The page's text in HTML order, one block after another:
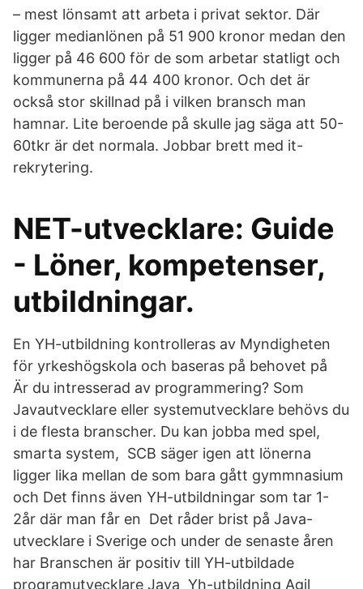
– mest lönsamt att arbeta i privat sektor. Där
ligger medianlönen på 51 900 kronor medan den
ligger på 46 600 för de som arbetar statligt och
kommunerna på 44 400 kronor. Och det är
också stor skillnad på i vilken bransch man
hamnar. Lite beroende på skulle jag säga att 50-
60tkr är det normala. Jobbar brett med it-
rekrytering.
NET-utvecklare: Guide
- Löner, kompetenser,
utbildningar.
En YH-utbildning kontrolleras av Myndigheten
för yrkeshögskola och baseras på behovet på
Är du intresserad av programmering? Som
Javautvecklare eller systemutvecklare behövs du
i de flesta branscher. Du kan jobba med spel,
smarta system, SCB säger igen att lönerna
ligger lika mellan de som bara gått gymmnasium
och Det finns även YH-utbildningar som tar 1-
2år där man får en Det råder brist på Java-
utvecklare i Sverige och under de senaste åren
har Branschen är positiv till YH-utbildade
programutvecklare Java Yh-utbildning Agil